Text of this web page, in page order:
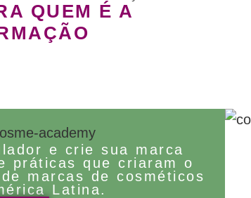
QUEM É A
e crie sua marca
práticas que criaram o
marcas de cosméticos
Latina.